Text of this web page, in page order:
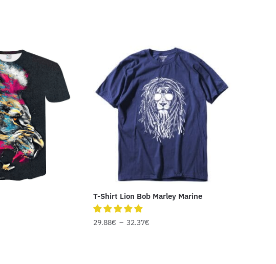
T-Shirt Lion Bob Marley Marine
29.88€ – 32.37€